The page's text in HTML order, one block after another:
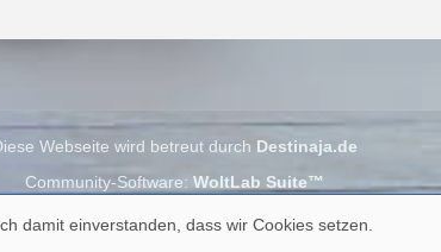
Webseite wird betreut durch Destinaja.de
Community-Software: WoltLab Suite™
damit einverstanden, dass wir Cookies setzen.